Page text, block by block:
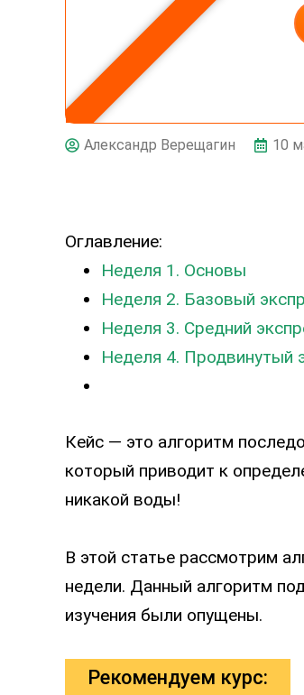
Александр Верещагин 10
Оглавление:
Неделя 1. Основы
Неделя 2. Базовый
Неделя 3. Средний
Неделя 4. Продвинутый
Кейс — это алгоритм
который приводит к
никакой воды!
В этой статье рассмотрим
недели. Данный алгоритм
изучения были опущены.
Рекомендуем курс: